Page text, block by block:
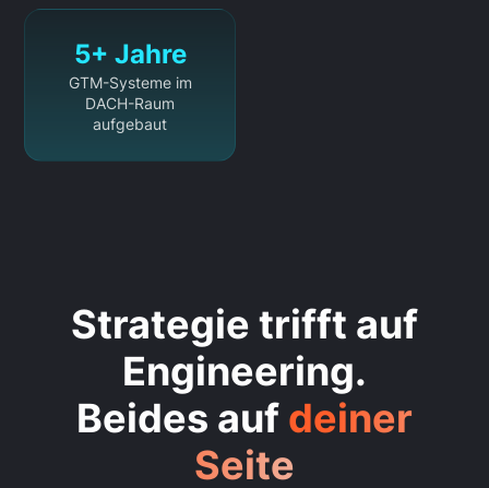
5+ Jahre
GTM-Systeme im
DACH-Raum
aufgebaut
Strategie trifft auf
Engineering.
Beides auf deiner
Seite